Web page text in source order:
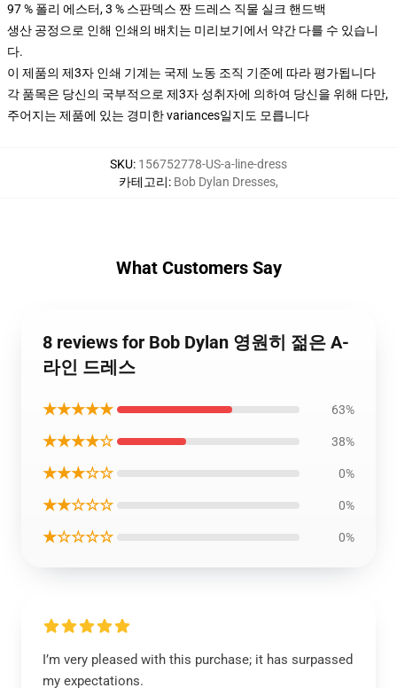
97 % 폴리 에스터, 3 % 스판덱스 짠 드레스 직물 실크 핸드백
생산 공정으로 인해 인쇄의 배치는 미리보기에서 약간 다를 수 있습니
다.
이 제품의 제3자 인쇄 기계는 국제 노동 조직 기준에 따라 평가됩니다
각 품목은 당신의 국부적으로 제3자 성취자에 의하여 당신을 위해 다만,
주어지는 제품에 있는 경미한 variances일지도 모릅니다
SKU: 156752778-US-a-line-dress
카테고리: Bob Dylan Dresses,
What Customers Say
8 reviews for Bob Dylan 영원히 젊은 A-
라인 드레스
★★★★★ 63%
★★★★☆ 38%
★★★☆☆ 0%
★★☆☆☆ 0%
★☆☆☆☆ 0%
I’m very pleased with this purchase; it has surpassed
my expectations.